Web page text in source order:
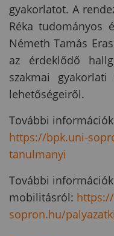
gyakorlatot. A
Réka tudományos
Németh Tamás
az érdeklődő
szakmai
lehetőségeiről.
További
https://bpk.uni-
tanulmanyi
További
mobilitásról:
sopron.hu/